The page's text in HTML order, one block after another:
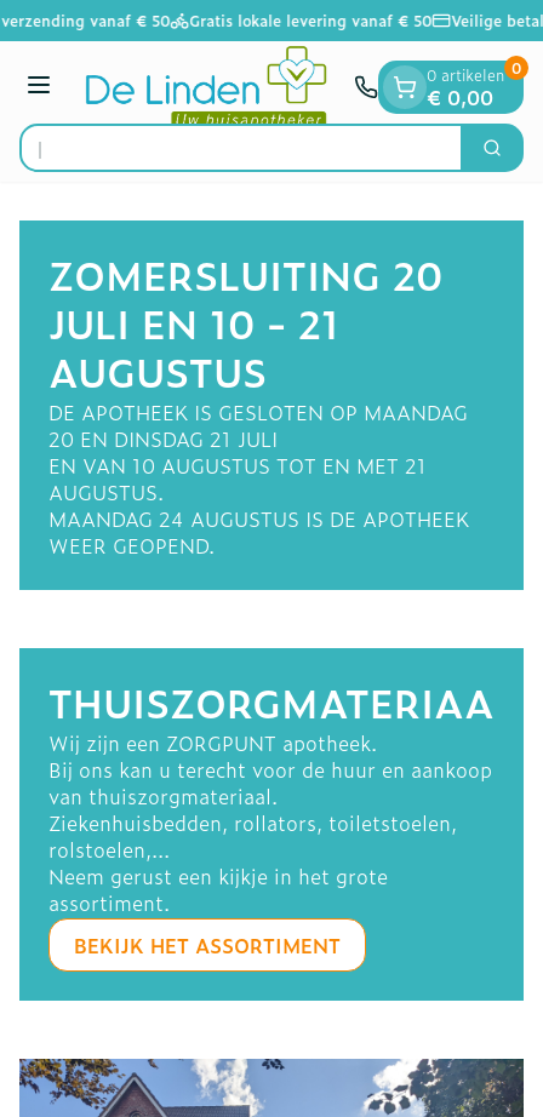
Ga naar de inhoud
1 van 1vanaf € 50 Gratis lokale levering vanaf € 50 Veilige
Menu
Product, merk, categorie...
Vind sne Zoek
0 artikelen
€ 0,00
0
ZOMERSLUITING 20
JULI EN 10 - 21
AUGUSTUS
DE APOTHEEK IS GESLOTEN OP MAANDAG
20 EN DINSDAG 21 JULI
EN VAN 10 AUGUSTUS TOT EN MET 21
AUGUSTUS.
MAANDAG 24 AUGUSTUS IS DE APOTHEEK
WEER GEOPEND.
THUISZORGMATERIAAL
Wij zijn een ZORGPUNT apotheek.
Bij ons kan u terecht voor de huur en aankoop
van thuiszorgmateriaal.
Ziekenhuisbedden, rollators, toiletstoelen,
rolstoelen,...
Neem gerust een kijkje in het grote
assortiment.
BEKIJK HET ASSORTIMENT